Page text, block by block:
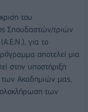
του
Σπουδαστών/τριών
για το
αποτελεί μια
στην υποστήριξη
Ακαδημιών μας,
ολοκλήρωση των